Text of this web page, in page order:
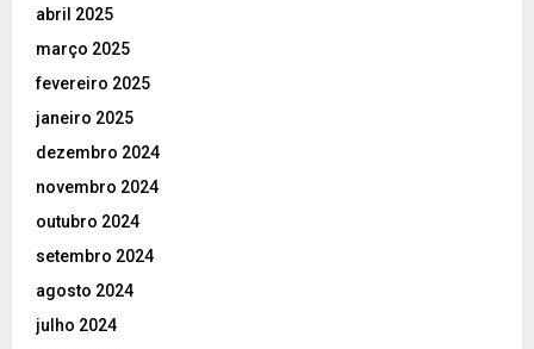
abril 2025
março 2025
fevereiro 2025
janeiro 2025
dezembro 2024
novembro 2024
outubro 2024
setembro 2024
agosto 2024
julho 2024